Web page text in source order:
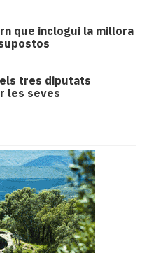
que inclogui la millora
tres diputats
les seves